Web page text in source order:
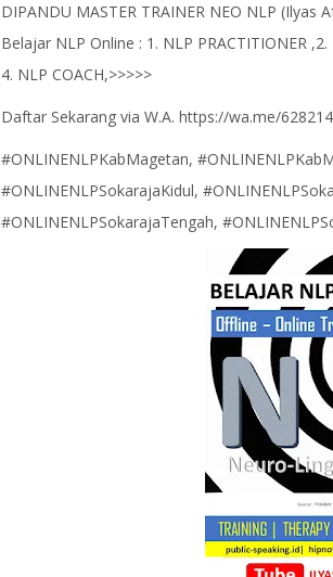
DIPANDU MASTER TRAINER NEO NLP
Belajar NLP Online : 1. NLP PRACTITIONER
4. NLP COACH,>>>>>
Daftar Sekarang via W.A. https://wa.me/
#ONLINENLPKabMagetan,
#ONLINENLPSokarajaKidul,
#ONLINENLPSokarajaTengah,